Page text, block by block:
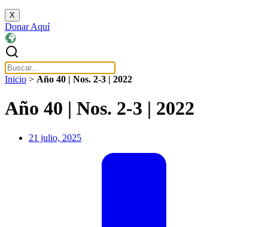
X
Donar Aquí
Inicio > Año 40 | Nos. 2-3 | 2022
Año 40 | Nos. 2-3 | 2022
21 julio, 2025